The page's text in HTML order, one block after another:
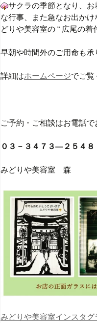
サクラの季節となり、
な行事、また急なお出かけ
どりや美容室の “ 広尾の着
早朝や時間外のご用命も承
詳細はホームページでご覧
ご予約・ご相談はお電話で
０３－３４７３―２５４８
みどりや美容室 森
みどりや美容室インスタグ